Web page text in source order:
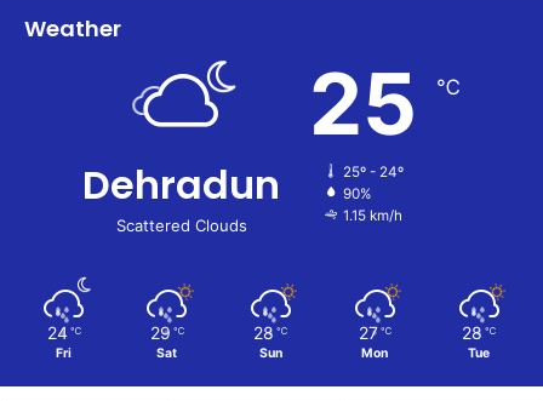
Weather
Dehradun
Scattered Clouds
25 ℃
25º - 24º
90%
1.15 km/h
24 ℃
Fri
29 ℃
Sat
28 ℃
Sun
27 ℃
Mon
28 ℃
Tue